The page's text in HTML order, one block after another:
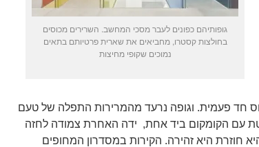
גופותיהם כפונים לעבר מסכי המחשב. השרירים מכוסים
בחולצות קסטרו, מחביאים את שארית פרטיותם בתאים
נמוכים שקופי מחיצות
חד פעמית. וגופה נרעד מהמרירות התפלה של טעם
עם הקומקום ביד אחת, ידה האחרת צמודה לחזה
חוזרת היא זהירה. הקירות במסדרון המחופים